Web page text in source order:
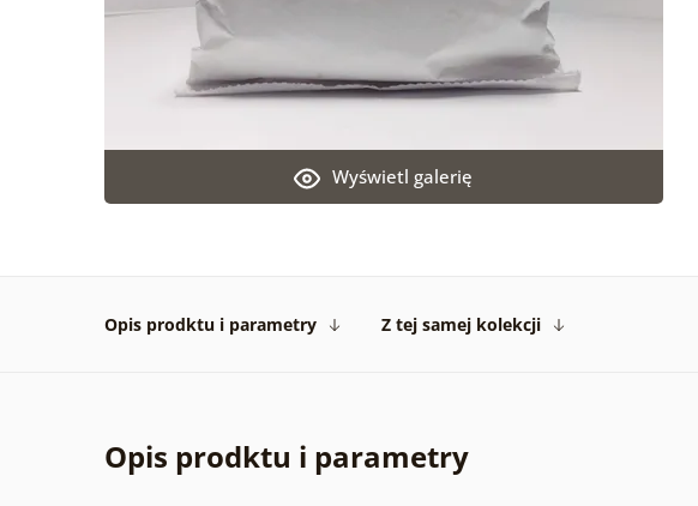
Wyświetl galerię
Opis prodktu i parametry Z tej samej kolekcji
Opis prodktu i parametry